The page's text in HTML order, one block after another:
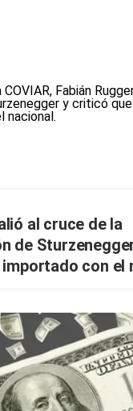
al cruce de la
de
con el